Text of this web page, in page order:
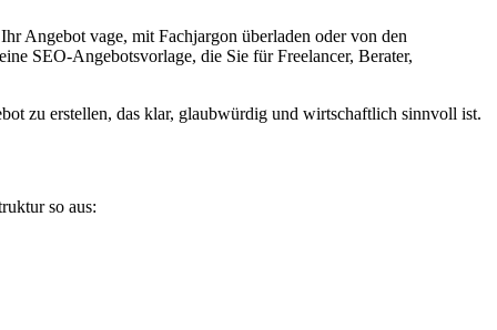
Angebot vage, mit Fachjargon überladen oder von den
SEO-Angebotsvorlage, die Sie für Freelancer, Berater,
zu erstellen, das klar, glaubwürdig und wirtschaftlich sinnvoll ist.
so aus: